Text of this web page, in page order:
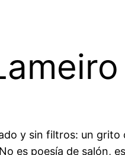
y sin filtros: un grito
es poesía de salón, es